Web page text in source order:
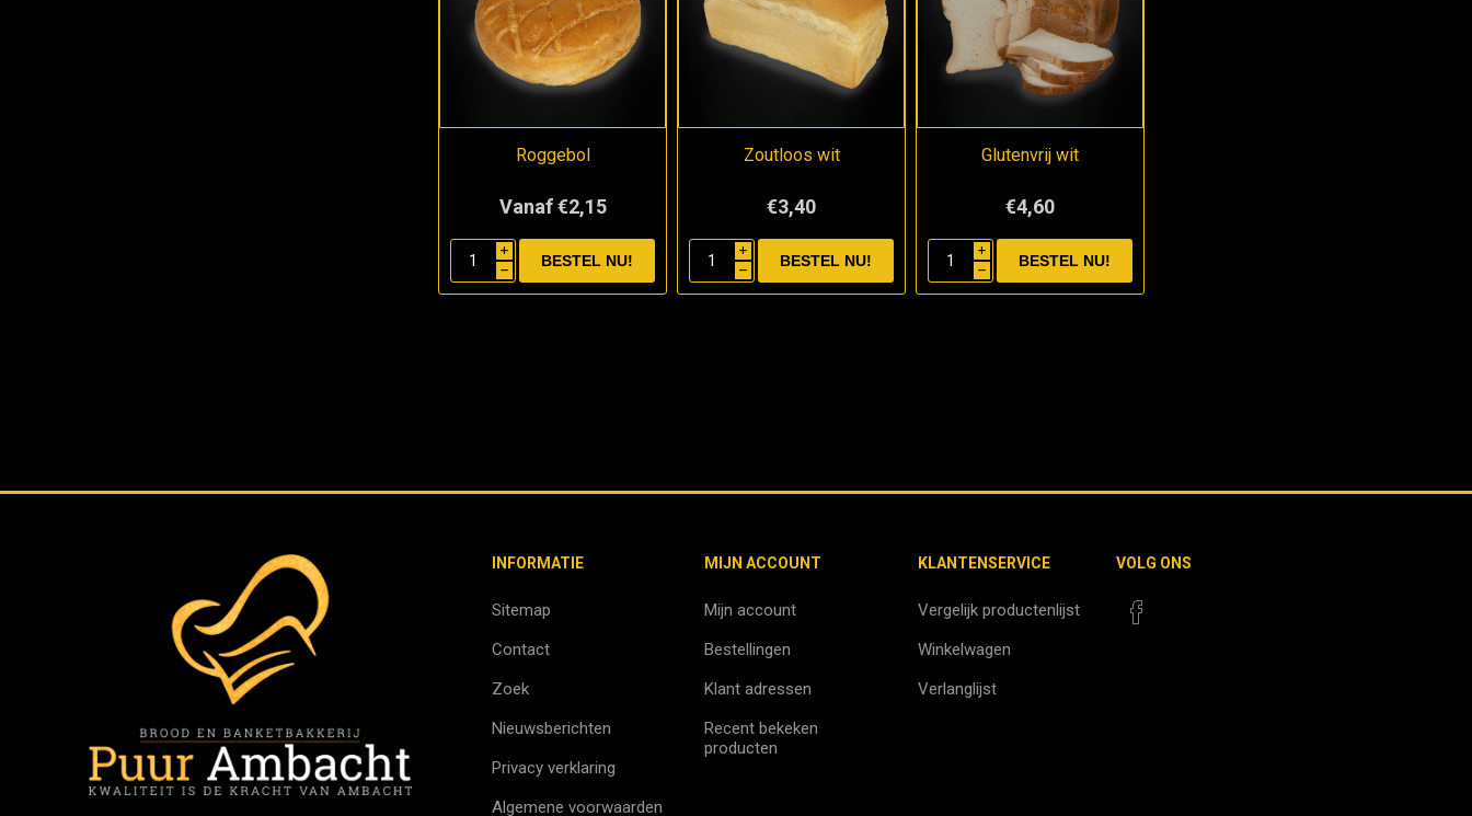
Roggebol
Vanaf €2,15
i
h
Zoutloos wit
€3,40
i
h
Glutenvrij wit
€4,60
i
h
INFORMATIE
Sitemap
Contact
Zoek
Nieuwsberichten
Privacy verklaring
Algemene voorwaarden
MIJN ACCOUNT
Mijn account
Bestellingen
Klant adressen
Recent bekeken
producten
KLANTENSERVICE
Vergelijk productenlijst
Winkelwagen
Verlanglijst
VOLG ONS